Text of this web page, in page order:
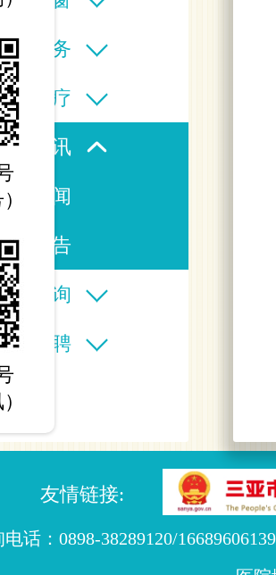
疗服务
色诊疗
闻资讯
院新闻
息公告
线查询
才招聘
友情链接:
话：0898-38289120/16689606139